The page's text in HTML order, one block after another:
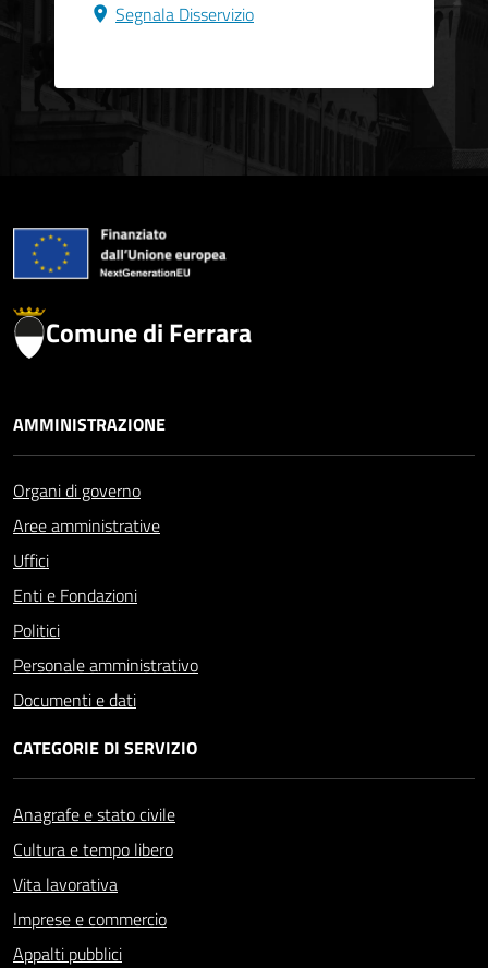
Segnala Disservizio
Comune di Ferrara
AMMINISTRAZIONE
Organi di governo
Aree amministrative
Uffici
Enti e Fondazioni
Politici
Personale amministrativo
Documenti e dati
CATEGORIE DI SERVIZIO
Anagrafe e stato civile
Cultura e tempo libero
Vita lavorativa
Imprese e commercio
Appalti pubblici